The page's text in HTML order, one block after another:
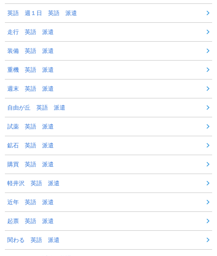
英語 週１日 英語 派遣
走行 英語 派遣
装備 英語 派遣
重機 英語 派遣
週末 英語 派遣
自由が丘 英語 派遣
試薬 英語 派遣
鉱石 英語 派遣
購買 英語 派遣
軽井沢 英語 派遣
近年 英語 派遣
起票 英語 派遣
関わる 英語 派遣